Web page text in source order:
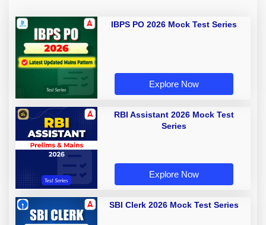
IBPS PO 2026 Mock Test Series
Explore Now
RBI Assistant 2026 Mock Test
Series
Explore Now
SBI Clerk 2026 Mock Test Series